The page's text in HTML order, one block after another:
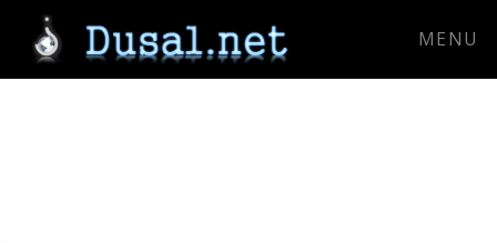
MENU